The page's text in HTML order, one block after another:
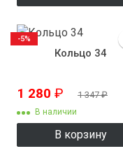
Кольцо 34
1 280 ₽ 1 347₽
В наличии
В корзину
-5%